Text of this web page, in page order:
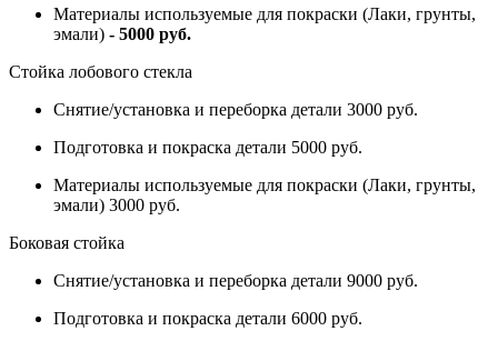
Материалы используемые для покраски (Лаки, грунты,
эмали) - 5000 руб.
Стойка лобового стекла
Снятие/установка и переборка детали 3000 руб.
Подготовка и покраска детали 5000 руб.
Материалы используемые для покраски (Лаки, грунты,
эмали) 3000 руб.
Боковая стойка
Снятие/установка и переборка детали 9000 руб.
Подготовка и покраска детали 6000 руб.